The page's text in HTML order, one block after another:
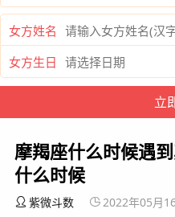
女方姓名
女方生日
摩羯座什么时候遇
什么时候
紫微斗数 2022年05月